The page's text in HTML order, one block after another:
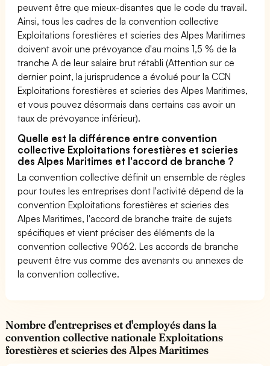
peuvent être que mieux-disantes que le code du travail.
Ainsi, tous les cadres de la convention collective
Exploitations forestières et scieries des Alpes Maritimes
doivent avoir une prévoyance d'au moins 1,5 % de la
tranche A de leur salaire brut rétabli (Attention sur ce
dernier point, la jurisprudence a évolué pour la CCN
Exploitations forestières et scieries des Alpes Maritimes,
et vous pouvez désormais dans certains cas avoir un
taux de prévoyance inférieur).
Quelle est la différence entre convention
collective Exploitations forestières et scieries
des Alpes Maritimes et l'accord de branche ?
La convention collective définit un ensemble de règles
pour toutes les entreprises dont l'activité dépend de la
convention Exploitations forestières et scieries des
Alpes Maritimes, l'accord de branche traite de sujets
spécifiques et vient préciser des éléments de la
convention collective 9062. Les accords de branche
peuvent être vus comme des avenants ou annexes de
la convention collective.
Nombre d'entreprises et d'employés dans la
convention collective nationale Exploitations
forestières et scieries des Alpes Maritimes